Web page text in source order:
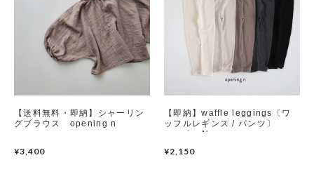
Tops
Bottoms
Set up / Salopette / One piece
【送料無料・即納】シャーリン
グブラウス opening n
¥3,400
【即納】waffle leggings〔ワ
ッフルレギンス / パンツ〕
openingN
¥2,150